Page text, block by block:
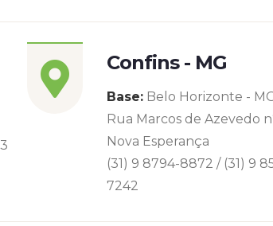
Confins - MG
Base: Belo Horizonte -
Rua Marcos de Azevedo
Nova Esperança
(31) 9 8794-8872 / (31) 9
7242